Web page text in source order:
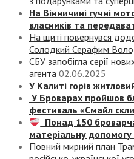
На Вінничині гучні
власників та
На щиті повернувся
Солодкий Серафим
СБУ запобігла серії
агента 02.06.2025
У Калиті горів
У Броварах пройшов
фестиваль «Смайл
Понад 150
матеріальну допомогу
Повний мирний план